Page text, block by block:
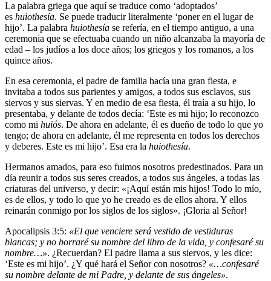
La palabra griega que aquí se traduce como ‘adoptados’
es huiothesía. Se puede traducir literalmente ‘poner en el lugar de
hijo’. La palabra huiothesía se refería, en el tiempo antiguo, a una
ceremonia que se efectuaba cuando un niño alcanzaba la mayoría de
edad – los judíos a los doce años; los griegos y los romanos, a los
quince años.
En esa ceremonia, el padre de familia hacía una gran fiesta, e
invitaba a todos sus parientes y amigos, a todos sus esclavos, sus
siervos y sus siervas. Y en medio de esa fiesta, él traía a su hijo, lo
presentaba, y delante de todos decía: ‘Este es mi hijo; lo reconozco
como mi huiós. De ahora en adelante, él es dueño de todo lo que yo
tengo; de ahora en adelante, él me representa en todos los derechos
y deberes. Este es mi hijo’. Esa era la huiothesía.
Hermanos amados, para eso fuimos nosotros predestinados. Para un
día reunir a todos sus seres creados, a todos sus ángeles, a todas las
criaturas del universo, y decir: «¡Aquí están mis hijos! Todo lo mío,
es de ellos, y todo lo que yo he creado es de ellos ahora. Y ellos
reinarán conmigo por los siglos de los siglos». ¡Gloria al Señor!
Apocalipsis 3:5: «El que venciere será vestido de vestiduras
blancas; y no borraré su nombre del libro de la vida, y confesaré su
nombre…». ¿Recuerdan? El padre llama a sus siervos, y les dice:
‘Este es mi hijo’. ¿Y qué hará el Señor con nosotros? «…confesaré
su nombre delante de mi Padre, y delante de sus ángeles».